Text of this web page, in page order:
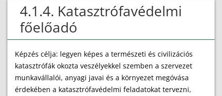
4.1.4. Katasztrófavédelmi
főelőadó
Képzés célja: legyen képes a természeti és civilizációs
katasztrófák okozta veszélyekkel szemben a szervezet
munkavállalói, anyagi javai és a környezet megóvása
érdekében a katasztrófavédelmi feladatokat tervezni,